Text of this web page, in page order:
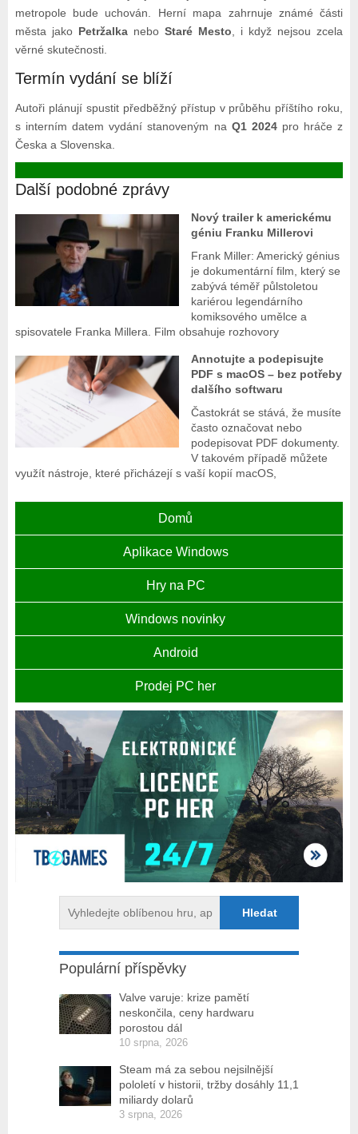
metropole bude uchován. Herní mapa zahrnuje známé části
města jako Petržalkanebo Staré Mesto, i když nejsou zcela
věrné skutečnosti.
Termín vydání se blíží
Autoři plánují spustit předběžný přístup v průběhu příštího roku,
s interním datem vydání stanoveným na Q1 2024pro hráče z
Česka a Slovenska.
Další podobné zprávy
Nový trailer k americkému
géniu Franku Millerovi
Frank Miller: Americký génius
je dokumentární film, který se
zabývá téměř půlstoletou
kariérou legendárního
komiksového umělce a
spisovatele Franka Millera. Film obsahuje rozhovory
Annotujte a podepisujte
PDF s macOS – bez potřeby
dalšího softwaru
Častokrát se stává, že musíte
často označovat nebo
podepisovat PDF dokumenty.
V takovém případě můžete
využít nástroje, které přicházejí s vaší kopií macOS,
Domů
Aplikace Windows
Hry na PC
Windows novinky
Android
Prodej PC her
Populární příspěvky
Valve varuje: krize pamětí
neskončila, ceny hardwaru
porostou dál
10 srpna, 2026
Steam má za sebou nejsilnější
pololetí v historii, tržby dosáhly 11,1
miliardy dolarů
3 srpna, 2026